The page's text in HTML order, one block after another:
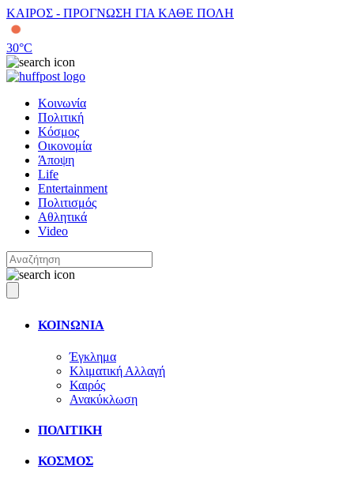
ΚΑΙΡΟΣ - ΠΡΟΓΝΩΣΗ ΓΙΑ ΚΑΘΕ ΠΟΛΗ
30°C
Κοινωνία
Πολιτική
Κόσμος
Οικονομία
Άποψη
Life
Entertainment
Πολιτισμός
Αθλητικά
Video
ΚΟΙΝΩΝΙΑ
Έγκλημα
Κλιματική Αλλαγή
Καιρός
Ανακύκλωση
ΠΟΛΙΤΙΚΗ
ΚΟΣΜΟΣ